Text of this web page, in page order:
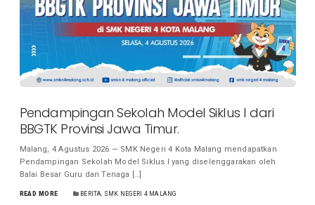
Pendampingan Sekolah Model Siklus I dari
BBGTK Provinsi Jawa Timur.
Malang, 4 Agustus 2026 — SMK Negeri 4 Kota Malang mendapatkan
Pendampingan Sekolah Model Siklus I yang diselenggarakan oleh
Balai Besar Guru dan Tenaga […]
READ MORE BERITA SMK NEGERI 4 MALANG